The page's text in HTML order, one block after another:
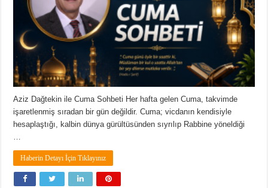
Aziz Dağtekin ile Cuma Sohbeti Her hafta gelen Cuma, takvimde
işaretlenmiş sıradan bir gün değildir. Cuma; vicdanın kendisiyle
hesaplaştığı, kalbin dünya gürültüsünden sıyrılıp Rabbine yöneldiği
…
Haberin Detayı İçin Tıklayınız